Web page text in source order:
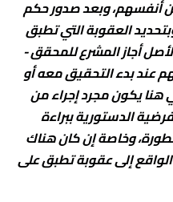
أنفسهم، وبعد صدور حكم
العقوبة التي تطبق
أجاز المشرع للمحقق -
عند بدء التحقيق معه أو
هنا يكون مجرد إجراء من
الدستورية ببراءة
وخاصة إن كان هناك
إلى عقوبة تطبق على